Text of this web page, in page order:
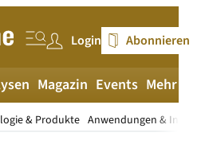
Login Abonnieren
& Produkte Anwendungen &
Magazin Events Mehr